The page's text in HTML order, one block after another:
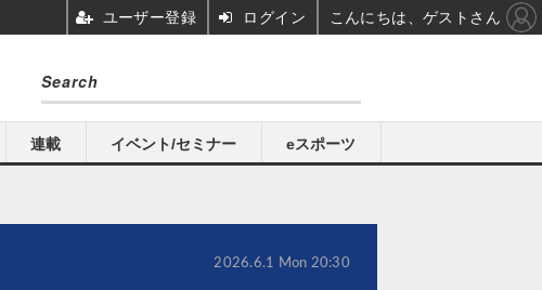
連載 イベント/セミナー eスポーツ
2026.6.1 Mon 20:30
ユーザー登録 ログイン こんにちは、ゲストさん